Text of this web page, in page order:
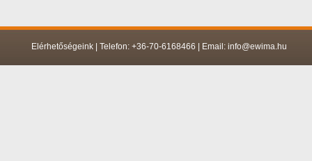
Elérhetőségeink | Telefon: +36-70-6168466 | Email: info@ewima.hu